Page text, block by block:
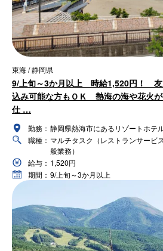
東海 / 静岡県
9/上旬～3か月以上 時給1,520円！ 友
込み可能な方もＯＫ 熱海の海や花火
仕 …
勤務： 静岡県熱海市にあるリゾートホテ
職種： マルチタスク（レストランサービ
般業務）
給与： 1,520円
期間： 9/上旬～3か月以上